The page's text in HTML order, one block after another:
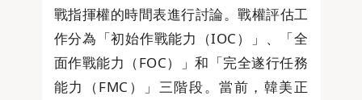
戰指揮權的時間表進行討論。戰權評估工
作分為「初始作戰能力（IOC）」、「全
面作戰能力（FOC）」和「完全遂行任務
能力（FMC）」三階段。當前，韓美正